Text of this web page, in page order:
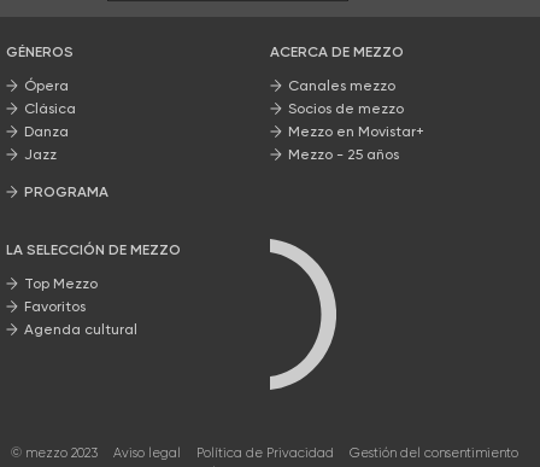
GÉNEROS
Ópera
Clásica
Danza
Jazz
PROGRAMA
LA SELECCIÓN DE MEZZO
Top Mezzo
Favoritos
Agenda cultural
ACERCA DE MEZZO
Canales mezzo
Socios de mezzo
Mezzo en Movistar+
Mezzo - 25 años
© mezzo 2023 Aviso legal Política de Privacidad
Gestión del consentimiento